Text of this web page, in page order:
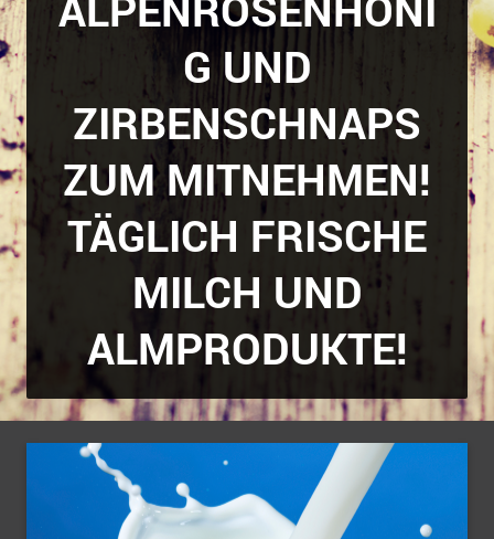
G UND
ZIRBENSCHNAPS
ZUM MITNEHMEN!
TÄGLICH FRISCHE
MILCH UND
ALMPRODUKTE!